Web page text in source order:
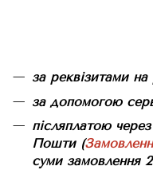
за реквізитами
за допомогою
післяплатою
Пошти (
суми замовлення